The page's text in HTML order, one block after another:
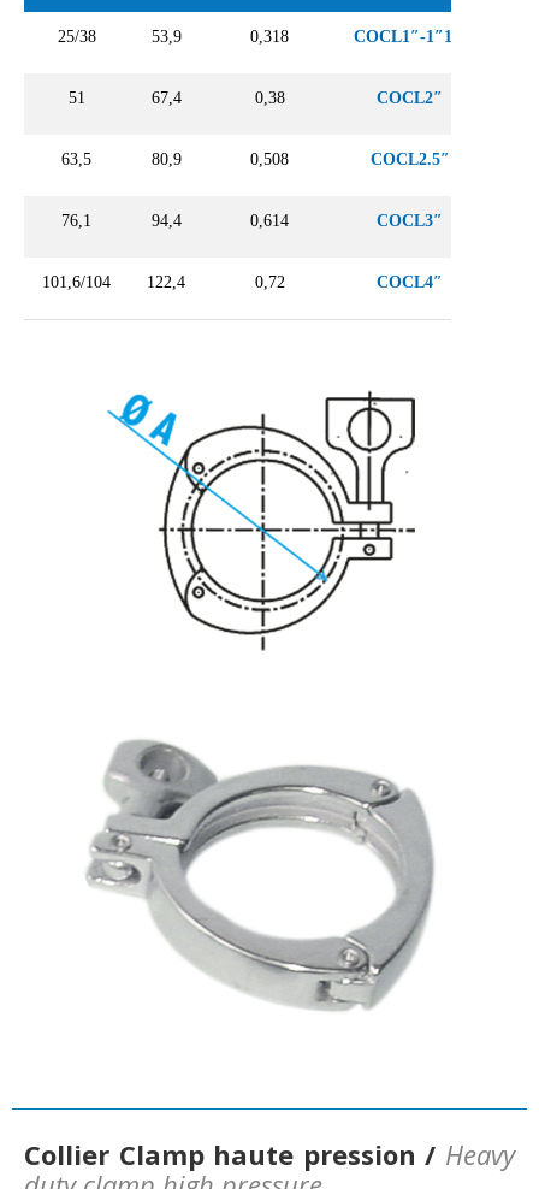
25/38 53,9 0,318 COCL1″-1″1/2
51 67,4 0,38 COCL2″
63,5 80,9 0,508 COCL2.5″
76,1 94,4 0,614 COCL3″
101,6/104 122,4 0,72 COCL4″
Collier Clamp haute pression / Heavy